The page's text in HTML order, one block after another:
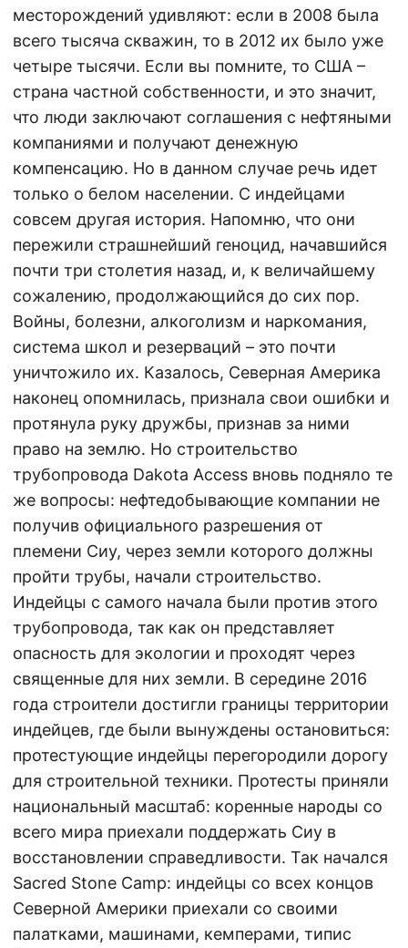
месторождений удивляют: если в 2008 была
всего тысяча скважин, то в 2012 их было уже
четыре тысячи. Если вы помните, то США –
страна частной собственности, и это значит,
что люди заключают соглашения с нефтяными
компаниями и получают денежную
компенсацию. Но в данном случае речь идет
только о белом населении. С индейцами
совсем другая история. Напомню, что они
пережили страшнейший геноцид, начавшийся
почти три столетия назад, и, к величайшему
сожалению, продолжающийся до сих пор.
Войны, болезни, алкоголизм и наркомания,
система школ и резерваций – это почти
уничтожило их. Казалось, Северная Америка
наконец опомнилась, признала свои ошибки и
протянула руку дружбы, признав за ними
право на землю. Но строительство
трубопровода Dakota Access вновь подняло те
же вопросы: нефтедобывающие компании не
получив официального разрешения от
племени Сиу, через земли которого должны
пройти трубы, начали строительство.
Индейцы с самого начала были против этого
трубопровода, так как он представляет
опасность для экологии и проходят через
священные для них земли. В середине 2016
года строители достигли границы территории
индейцев, где были вынуждены остановиться:
протестующие индейцы перегородили дорогу
для строительной техники. Протесты приняли
национальный масштаб: коренные народы со
всего мира приехали поддержать Сиу в
восстановлении справедливости. Так начался
Sacred Stone Camp: индейцы со всех концов
Северной Америки приехали со своими
палатками, машинами, кемперами, типис